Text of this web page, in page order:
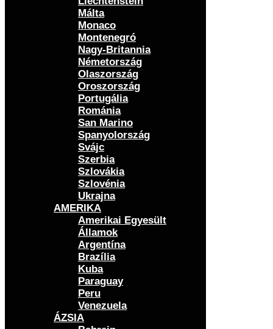
Málta
Monaco
Montenegró
Nagy-Britannia
Németország
Olaszország
Oroszország
Portugália
Románia
San Marino
Spanyolország
Svájc
Szerbia
Szlovákia
Szlovénia
Ukrajna
AMERIKA
Amerikai Egyesült
Államok
Argentína
Brazília
Kuba
Paraguay
Peru
Venezuela
ÁZSIA